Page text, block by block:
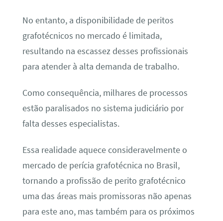
No entanto, a disponibilidade de peritos
grafotécnicos no mercado é limitada,
resultando na escassez desses profissionais
para atender à alta demanda de trabalho.
Como consequência, milhares de processos
estão paralisados no sistema judiciário por
falta desses especialistas.
Essa realidade aquece consideravelmente o
mercado de perícia grafotécnica no Brasil,
tornando a profissão de perito grafotécnico
uma das áreas mais promissoras não apenas
para este ano, mas também para os próximos